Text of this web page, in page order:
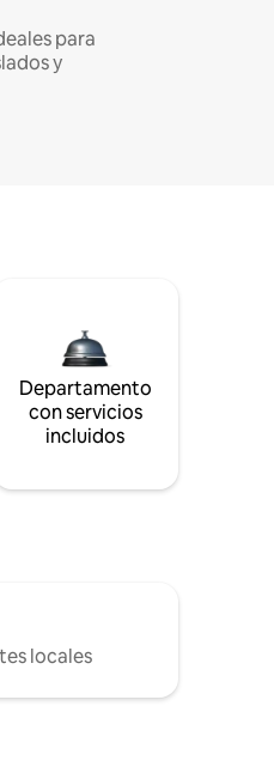
para
y
Departamento
con servicios
incluidos
locales